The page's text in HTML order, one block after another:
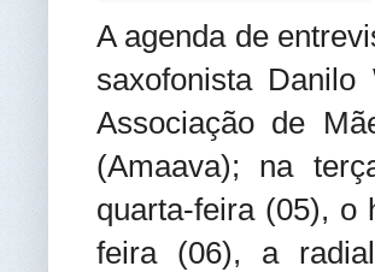
A agenda de
saxofonista
Associação de
(Amaava); na
quarta-feira (05), o
feira (06), a